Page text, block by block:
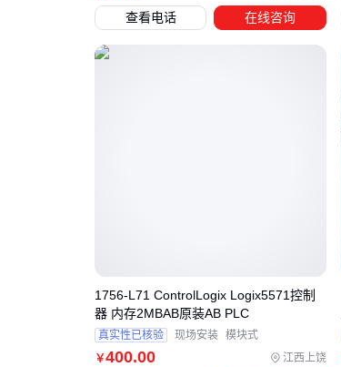
查看电话 在线咨询
￥400.00 江西上饶
1756-L71 ControlLogix Logix5571控制
器 内存2MBAB原装AB PLC
真实性已核验 现场安装 模块式